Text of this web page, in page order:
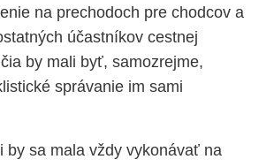
na prechodoch pre chodcov a
účastníkov cestnej
by mali byť, samozrejme,
správanie im sami
by sa mala vždy vykonávať na